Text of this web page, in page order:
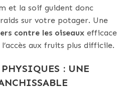
et la soif guident donc
sur votre potager. Une
contre les oiseaux efficace
aux fruits plus difficile.
: UNE